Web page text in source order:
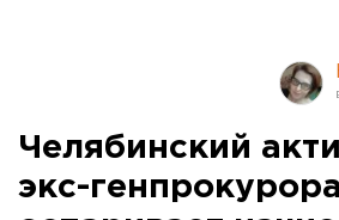
Челябинский
экс-генпрокурора